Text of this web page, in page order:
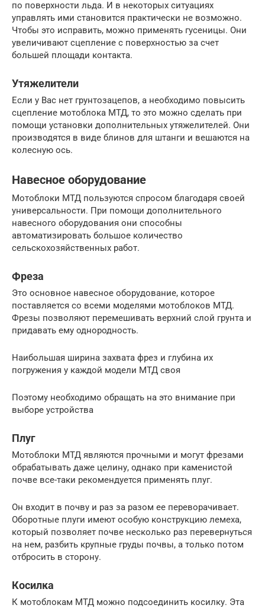
по поверхности льда. И в некоторых ситуациях
управлять ими становится практически не возможно.
Чтобы это исправить, можно применять гусеницы. Они
увеличивают сцепление с поверхностью за счет
большей площади контакта.
Утяжелители
Если у Вас нет грунтозацепов, а необходимо повысить
сцепление мотоблока МТД, то это можно сделать при
помощи установки дополнительных утяжелителей. Они
производятся в виде блинов для штанги и вешаются на
колесную ось.
Навесное оборудование
Мотоблоки МТД пользуются спросом благодаря своей
универсальности. При помощи дополнительного
навесного оборудования они способны
автоматизировать большое количество
сельскохозяйственных работ.
Фреза
Это основное навесное оборудование, которое
поставляется со всеми моделями мотоблоков МТД.
Фрезы позволяют перемешивать верхний слой грунта и
придавать ему однородность.
Наибольшая ширина захвата фрез и глубина их
погружения у каждой модели МТД своя
Поэтому необходимо обращать на это внимание при
выборе устройства
Плуг
Мотоблоки МТД являются прочными и могут фрезами
обрабатывать даже целину, однако при каменистой
почве все-таки рекомендуется применять плуг.
Он входит в почву и раз за разом ее переворачивает.
Оборотные плуги имеют особую конструкцию лемеха,
который позволяет почве несколько раз перевернуться
на нем, разбить крупные груды почвы, а только потом
отбросить в сторону.
Косилка
К мотоблокам МТД можно подсоединить косилку. Эта